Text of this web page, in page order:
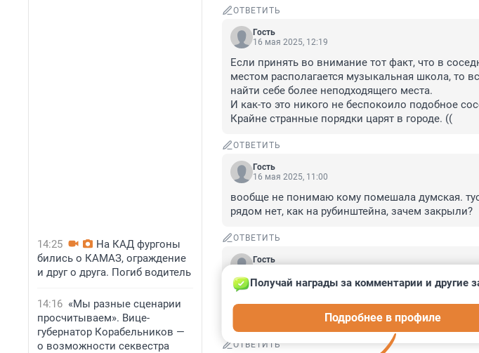
14:25
На КАД фургоны
бились о КАМАЗ, ограждение
и друг о друга. Погиб водитель
14:16 «Мы разные сценарии
просчитываем». Вице-
губернатор Корабельников —
о возможности секвестра
ОТВЕТИТЬ
Гость
16 мая 2025, 12:19
Если принять во внимание тот факт, что в
местом располагается музыкальная школа, то
найти себе более неподходящего места.
И как-то это никого не беспокоило подобное
Крайне странные порядки царят в городе. ((
ОТВЕТИТЬ
Гость
16 мая 2025, 11:00
вообще не понимаю кому помешала думская.
рядом нет, как на рубинштейна, зачем закрыли?
ОТВЕТИТЬ
Гость
Чего мудрить?
Откройте там торговлю: комиссионки-
ОТВЕТИТЬ
Получай награды за комментарии и другие
Подробнее в профиле